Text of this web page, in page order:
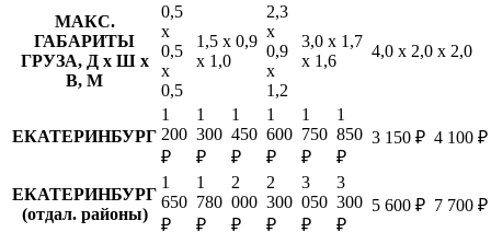
МАКС.
ГАБАРИТЫ
ГРУЗА, Д х Ш х
В, М
0,5
х
0,5
х
0,5
1,5 х 0,9
х 1,0
2,3
х
0,9
х
1,2
3,0 х 1,7
х 1,6
4,0 х 2,0 х 2,0
ЕКАТЕРИНБУРГ
1
200
₽
1
300
₽
1
450
₽
1
600
₽
1
750
₽
1
850
₽
3 150 ₽ 4 100 ₽
ЕКАТЕРИНБУРГ
(отдал. районы)
1
650
₽
1
780
₽
2
000
₽
2
300
₽
3
050
₽
3
300
₽
5 600 ₽ 7 700 ₽